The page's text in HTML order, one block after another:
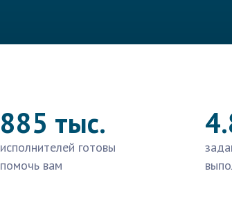
885 тыс.
исполнителей готовы
помочь вам